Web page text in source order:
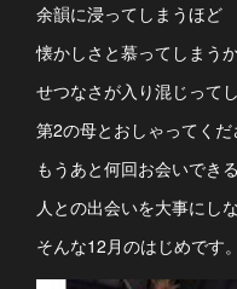
余韻に浸ってしまうほど
懐かしさと慕ってしまう
せつなさが入り混じって
第2の母とおしゃってくだ
もうあと何回お会いでき
人との出会いを大事にし
そんな12月のはじめです。